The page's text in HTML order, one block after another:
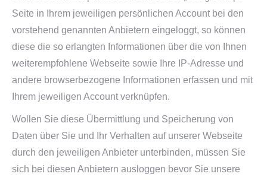
Seite in Ihrem jeweiligen persönlichen Account bei den
vorstehend genannten Anbietern eingeloggt, so können
diese die so erlangten Informationen über die von Ihnen
weiterempfohlene Webseite sowie Ihre IP-Adresse und
andere browserbezogene Informationen erfassen und mit
Ihrem jeweiligen Account verknüpfen.
Wollen Sie diese Übermittlung und Speicherung von
Daten über Sie und Ihr Verhalten auf unserer Webseite
durch den jeweiligen Anbieter unterbinden, müssen Sie
sich bei diesen Anbietern ausloggen bevor Sie unsere